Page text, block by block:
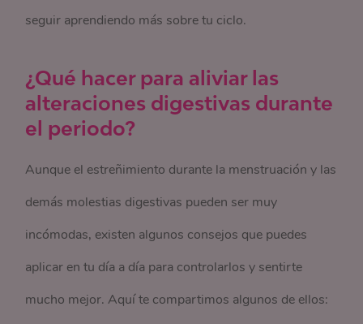
seguir aprendiendo más sobre tu ciclo.
¿Qué hacer para aliviar las
alteraciones digestivas durante
el periodo?
Aunque el estreñimiento durante la menstruación y las
demás molestias digestivas pueden ser muy
incómodas, existen algunos consejos que puedes
aplicar en tu día a día para controlarlos y sentirte
mucho mejor. Aquí te compartimos algunos de ellos: